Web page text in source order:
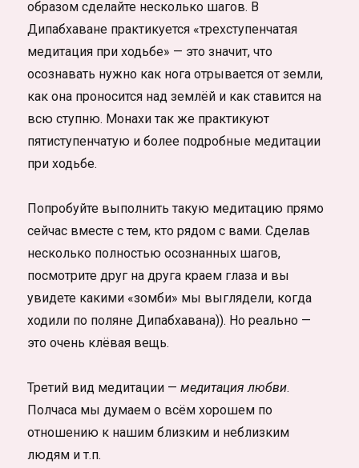
образом сделайте несколько шагов. В
Дипабхаване практикуется «трехступенчатая
медитация при ходьбе» — это значит, что
осознавать нужно как нога отрывается от земли,
как она проносится над землёй и как ставится на
всю ступню. Монахи так же практикуют
пятиступенчатую и более подробные медитации
при ходьбе.
Попробуйте выполнить такую медитацию прямо
сейчас вместе с тем, кто рядом с вами. Сделав
несколько полностью осознанных шагов,
посмотрите друг на друга краем глаза и вы
увидете какими «зомби» мы выглядели, когда
ходили по поляне Дипабхавана)). Но реально —
это очень клёвая вещь.
Третий вид медитации —медитация любви.
Полчаса мы думаем о всём хорошем по
отношению к нашим близким и неблизким
людям и т.п.